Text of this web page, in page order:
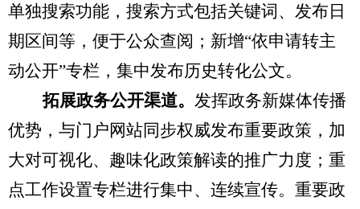
单独搜索功能，搜索方式包括关键词、发布日
期区间等，便于公众查阅；新增“依申请转主
动公开”专栏，集中发布历史转化公文。
拓展政务公开渠道。 发挥政务新媒体传播
优势，与门户网站同步权威发布重要政策，加
大对可视化、趣味化政策解读的推广力度；重
点工作设置专栏进行集中、连续宣传。重要政